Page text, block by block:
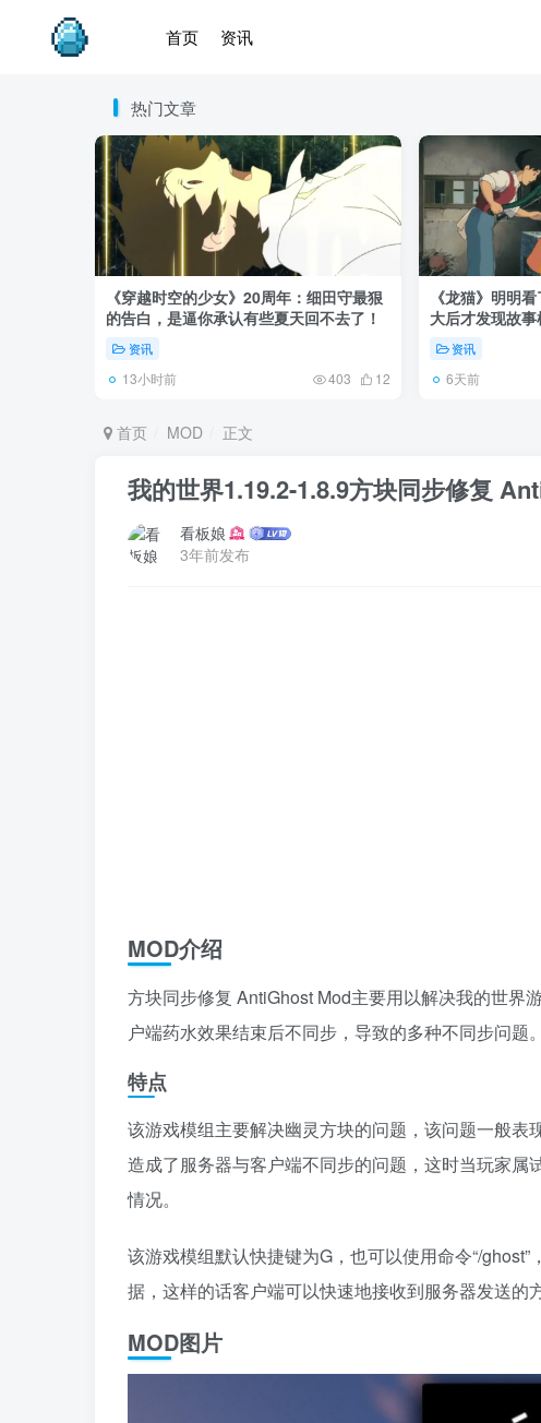
首页 资讯
热门文章
《穿越时空的少女》20周年：细田守最狠
的告白，是逼你承认有些夏天回不去了！
资讯
13小时前 403 12
《龙猫》明明
大后才发现故
资讯
6天前
首页 MOD 正文
我的世界1.19.2-1.8.9方块同步修复
看板娘
3年前发布
MOD介绍
方块同步修复 AntiGhost Mod主要用以解决我的世界
户端药水效果结束后不同步，导致的多种不同步问题。
特点
该游戏模组主要解决幽灵方块的问题，该问题一般表
造成了服务器与客户端不同步的问题，这时当玩家
情况。
该游戏模组默认快捷键为G，也可以使用命令“/
据，这样的话客户端可以快速地接收到服务器发送的
MOD图片